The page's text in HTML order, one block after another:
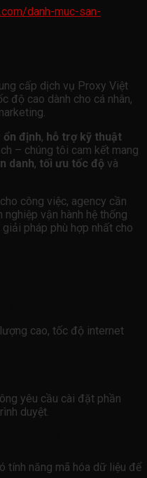
danh-muc-san-
cấp dịch vụ Proxy Việt
độ cao dành cho cá nhân,
ổn định, hỗ trợ kỹ thuật
– chúng tôi cam kết mang
danh, tối ưu tốc độ và
công việc, agency cần
nghiệp vận hành hệ thống
pháp phù hợp nhất cho
cao, tốc độ internet
yêu cầu cài đặt phần
duyệt.
tính năng mã hóa dữ liệu để